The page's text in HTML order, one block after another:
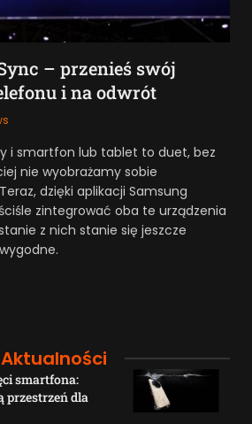
– przenieś swój
i na odwrót
i smartfon lub tablet to duet, bez
nie wyobrażamy sobie
dzięki aplikacji Samsung
zintegrować oba te urządzenia
z nich stanie się jeszcze
Aktualności
smartfona:
przestrzeń dla